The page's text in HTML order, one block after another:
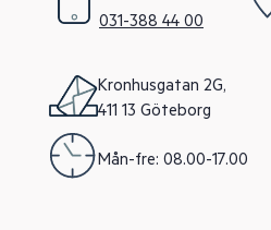
031-388 44 00
Kronhusgatan 2G,
411 13 Göteborg
Mån-fre: 08.00-17.00